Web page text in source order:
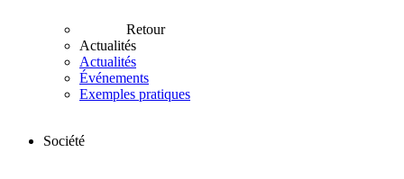
Retour
Actualités
Actualités
Événements
Exemples pratiques
Société